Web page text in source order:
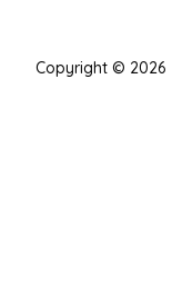
Copyright © 2026